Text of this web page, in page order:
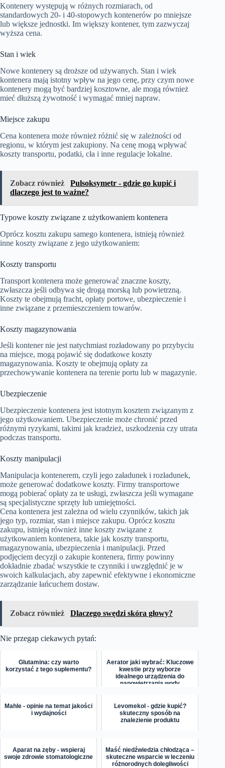
Kontenery występują w różnych rozmiarach, od
standardowych 20- i 40-stopowych kontenerów po mniejsze
lub większe jednostki. Im większy kontener, tym zazwyczaj
wyższa cena.
Stan i wiek
Nowe kontenery są droższe od używanych. Stan i wiek
kontenera mają istotny wpływ na jego cenę, przy czym nowe
kontenery mogą być bardziej kosztowne, ale mogą również
mieć dłuższą żywotność i wymagać mniej napraw.
Miejsce zakupu
Cena kontenera może również różnić się w zależności od
regionu, w którym jest zakupiony. Na cenę mogą wpływać
koszty transportu, podatki, cła i inne regulacje lokalne.
Zobacz również
Pulsoksymetr - gdzie go kupić i
dlaczego jest to ważne?
Typowe koszty związane z użytkowaniem kontenera
Oprócz kosztu zakupu samego kontenera, istnieją również
inne koszty związane z jego użytkowaniem:
Koszty transportu
Transport kontenera może generować znaczne koszty,
zwłaszcza jeśli odbywa się drogą morską lub powietrzną.
Koszty te obejmują fracht, opłaty portowe, ubezpieczenie i
inne związane z przemieszczeniem towarów.
Koszty magazynowania
Jeśli kontener nie jest natychmiast rozładowany po przybyciu
na miejsce, mogą pojawić się dodatkowe koszty
magazynowania. Koszty te obejmują opłaty za
przechowywanie kontenera na terenie portu lub w magazynie.
Ubezpieczenie
Ubezpieczenie kontenera jest istotnym kosztem związanym z
jego użytkowaniem. Ubezpieczenie może chronić przed
różnymi ryzykami, takimi jak kradzież, uszkodzenia czy utrata
podczas transportu.
Koszty manipulacji
Manipulacja kontenerem, czyli jego załadunek i rozładunek,
może generować dodatkowe koszty. Firmy transportowe
mogą pobierać opłaty za te usługi, zwłaszcza jeśli wymagane
są specjalistyczne sprzęty lub umiejętności.
Cena kontenera jest zależna od wielu czynników, takich jak
jego typ, rozmiar, stan i miejsce zakupu. Oprócz kosztu
zakupu, istnieją również inne koszty związane z
użytkowaniem kontenera, takie jak koszty transportu,
magazynowania, ubezpieczenia i manipulacji. Przed
podjęciem decyzji o zakupie kontenera, firmy powinny
dokładnie zbadać wszystkie te czynniki i uwzględnić je w
swoich kalkulacjach, aby zapewnić efektywne i ekonomiczne
zarządzanie łańcuchem dostaw.
Zobacz również Dlaczego swędzi skóra głowy?
Nie przegap ciekawych pytań:
Glutamina: czy warto
korzystać z tego suplementu?
Aerator jaki wybrać: Kluczowe
kwestie przy wyborze
idealnego urządzenia do
napowietrzania wody
Mahle - opinie na temat jakości
i wydajności
Levomekol - gdzie kupić?
skuteczny sposób na
znalezienie produktu
Aparat na zęby - wspieraj
swoje zdrowie stomatologiczne
Maść niedźwiedzia chłodząca –
skuteczne wsparcie w leczeniu
różnorodnych dolegliwości